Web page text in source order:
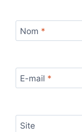
Nom *
E-mail *
Site